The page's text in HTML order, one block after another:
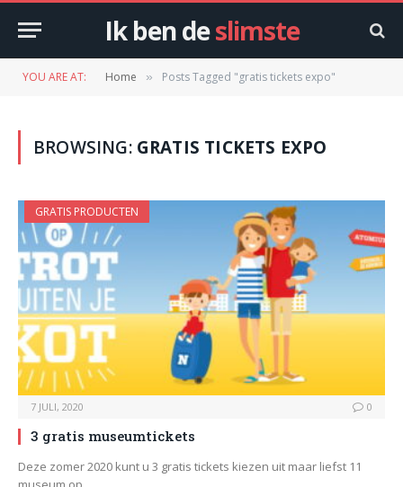
Ik ben deslimste
YOU ARE AT: Home » Posts Tagged "gratis tickets expo"
BROWSING: GRATIS TICKETS EXPO
GRATIS PRODUCTEN
7 JULI, 2020 0
3 gratis museumtickets
Deze zomer 2020 kunt u 3 gratis tickets kiezen uit maar liefst 11